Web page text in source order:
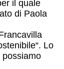
il quale
di Paola
Lo